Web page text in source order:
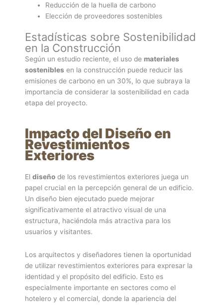
Reducción de la huella de carbono
Elección de proveedores sostenibles
Estadísticas sobre Sostenibilidad
en la Construcción
Según un estudio reciente, el uso de materiales
sostenibles en la construcción puede reducir las
emisiones de carbono en un 30%, lo que subraya la
importancia de considerar la sostenibilidad en cada
etapa del proyecto.
Impacto del Diseño en
Revestimientos
Exteriores
El diseño de los revestimientos exteriores juega un
papel crucial en la percepción general de un edificio.
Un diseño bien ejecutado puede mejorar
significativamente el atractivo visual de una
estructura, haciéndola más atractiva para los
usuarios y visitantes.
Los arquitectos y diseñadores tienen la oportunidad
de utilizar revestimientos exteriores para expresar la
identidad y el propósito del edificio. Esto es
especialmente importante en sectores como el
hotelero y el comercial, donde la apariencia del